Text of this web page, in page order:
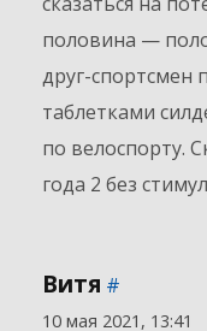
половина —
друг-спортсмен
таблетками
по велоспорту.
года 2 без
Витя #
10 мая 2021, 13:41